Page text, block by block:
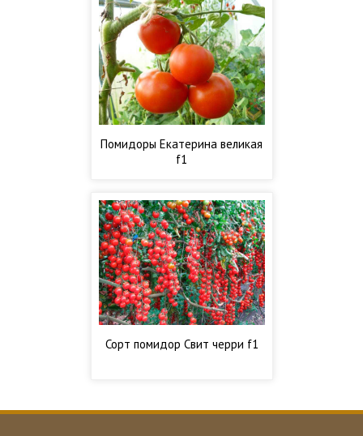
Помидоры Екатерина великая
f1
Сорт помидор Свит черри f1